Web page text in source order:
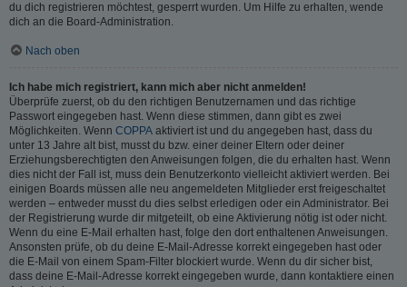
du dich registrieren möchtest, gesperrt wurden. Um Hilfe zu erhalten, wende
dich an die Board-Administration.
Nach oben
Ich habe mich registriert, kann mich aber nicht anmelden!
Überprüfe zuerst, ob du den richtigen Benutzernamen und das richtige
Passwort eingegeben hast. Wenn diese stimmen, dann gibt es zwei
Möglichkeiten. Wenn COPPA aktiviert ist und du angegeben hast, dass du
unter 13 Jahre alt bist, musst du bzw. einer deiner Eltern oder deiner
Erziehungsberechtigten den Anweisungen folgen, die du erhalten hast. Wenn
dies nicht der Fall ist, muss dein Benutzerkonto vielleicht aktiviert werden. Bei
einigen Boards müssen alle neu angemeldeten Mitglieder erst freigeschaltet
werden – entweder musst du dies selbst erledigen oder ein Administrator. Bei
der Registrierung wurde dir mitgeteilt, ob eine Aktivierung nötig ist oder nicht.
Wenn du eine E-Mail erhalten hast, folge den dort enthaltenen Anweisungen.
Ansonsten prüfe, ob du deine E-Mail-Adresse korrekt eingegeben hast oder
die E-Mail von einem Spam-Filter blockiert wurde. Wenn du dir sicher bist,
dass deine E-Mail-Adresse korrekt eingegeben wurde, dann kontaktiere einen